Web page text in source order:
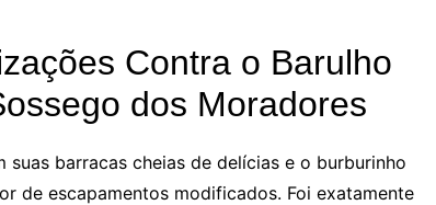
Contra o Barulho
dos Moradores
barracas cheias de delícias e o burburinho
de escapamentos modificados. Foi exatamente